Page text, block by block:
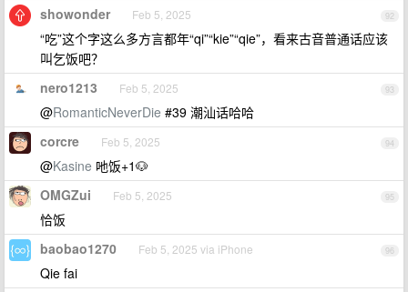
92
showonder Feb 5, 2025
“吃”这个字这么多方言都年“qi”“kie”“qie”，看来古音普通话应该
叫乞饭吧？
93
nero1213 Feb 5, 2025
@RomanticNeverDie #39 潮汕话哈哈
94
corcre Feb 5, 2025
@Kasine 吔饭+1🐶
95
OMGZui Feb 5, 2025
恰饭
96
baobao1270 Feb 5, 2025 via iPhone
Qie fai